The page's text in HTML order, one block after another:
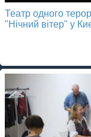
Театр одного
"Нічний вітер" у